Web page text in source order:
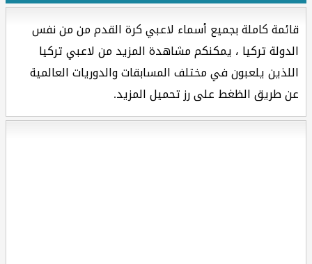
قائمة كاملة بجميع أسماء لاعبي كرة القدم من من نفس
الدولة تركيا ، يمكنكم مشاهدة المزيد من لاعبي تركيا
اللذين يلعبون في مختلف المسابقات والدوريات العالمية
عن طريق الظغط على رز تحميل المزيد.